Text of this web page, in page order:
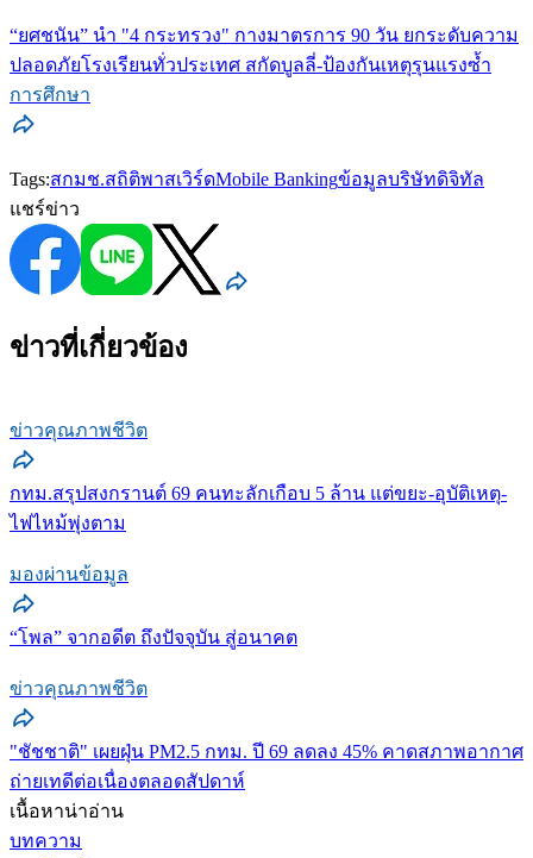
“ยศชนัน” นำ "4 กระทรวง" กางมาตรการ 90 วัน ยกระดับความ
ปลอดภัยโรงเรียนทั่วประเทศ สกัดบูลลี่-ป้องกันเหตุรุนแรงซ้ำ
การศึกษา
Tags:สกมช.สถิติพาสเวิร์ดMobile Bankingข้อมูลบริษัทดิจิทัล
แชร์ข่าว
ข่าวที่เกี่ยวข้อง
ข่าวคุณภาพชีวิต
กทม.สรุปสงกรานต์ 69 คนทะลักเกือบ 5 ล้าน แต่ขยะ-อุบัติเหตุ-
ไฟไหม้พุ่งตาม
มองผ่านข้อมูล
“โพล” จากอดีต ถึงปัจจุบัน สู่อนาคต
ข่าวคุณภาพชีวิต
"ชัชชาติ" เผยฝุ่น PM2.5 กทม. ปี 69 ลดลง 45% คาดสภาพอากาศ
ถ่ายเทดีต่อเนื่องตลอดสัปดาห์
เนื้อหาน่าอ่าน
บทความ